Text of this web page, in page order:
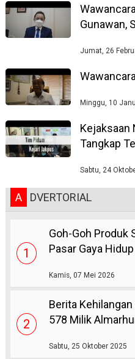
Gunawan,
Jumat, 26
Minggu, 10
Kejaksaan
Tangkap
Sabtu, 24
A DVERTORIAL
1
Goh-Goh Produk
Pasar Gaya
Kamis, 07 Mei 2026
2
Berita
578 Milik
Sabtu, 25 Oktober 2025